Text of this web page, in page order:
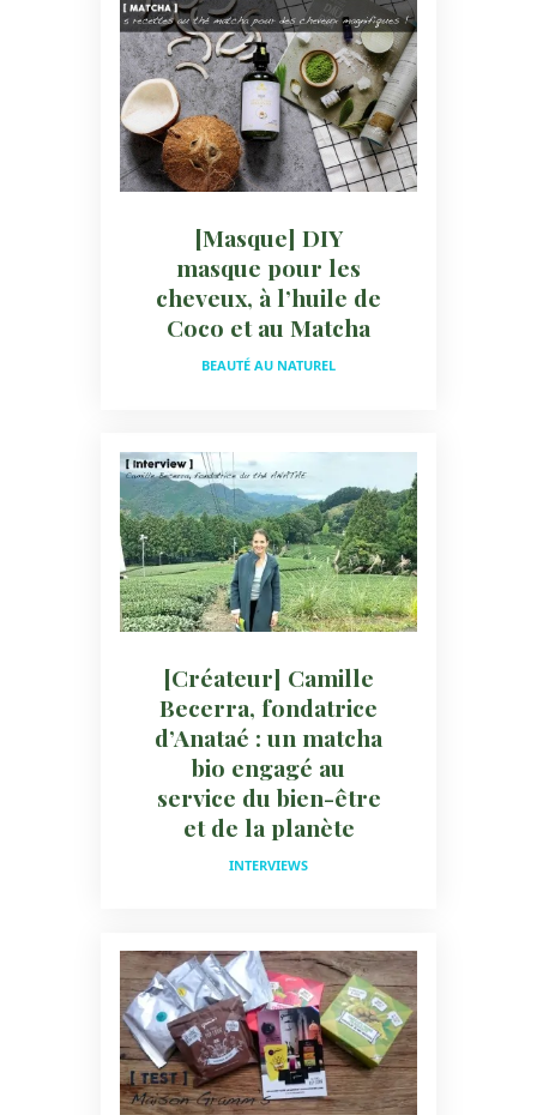
[Masque] DIY
masque pour les
cheveux, à l’huile de
Coco et au Matcha
BEAUTÉ AU NATUREL
[Créateur] Camille
Becerra, fondatrice
d’Anataé : un matcha
bio engagé au
service du bien-être
et de la planète
INTERVIEWS